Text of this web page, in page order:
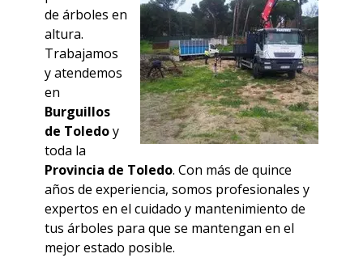
de árboles en
altura.
Trabajamos
y atendemos
en
Burguillos
de Toledoy
toda la
Provincia de Toledo. Con más de quince
años de experiencia, somos profesionales y
expertos en el cuidado y mantenimiento de
tus árboles para que se mantengan en el
mejor estado posible.